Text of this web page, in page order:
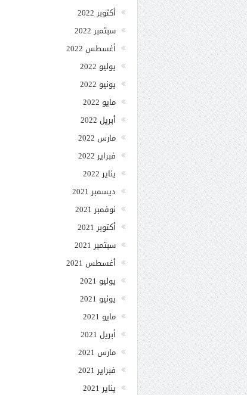
أكتوبر 2022
سبتمبر 2022
أغسطس 2022
يوليو 2022
يونيو 2022
مايو 2022
أبريل 2022
مارس 2022
فبراير 2022
يناير 2022
ديسمبر 2021
نوفمبر 2021
أكتوبر 2021
سبتمبر 2021
أغسطس 2021
يوليو 2021
يونيو 2021
مايو 2021
أبريل 2021
مارس 2021
فبراير 2021
يناير 2021